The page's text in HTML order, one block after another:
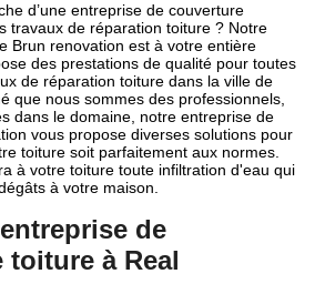
d’une entreprise de couverture
travaux de réparation toiture ? Notre
Brun renovation est à votre entière
des prestations de qualité pour toutes
de réparation toiture dans la ville de
que nous sommes des professionnels,
dans le domaine, notre entreprise de
vous propose diverses solutions pour
toiture soit parfaitement aux normes.
à votre toiture toute infiltration d'eau qui
à votre maison.
de
toiture à Real